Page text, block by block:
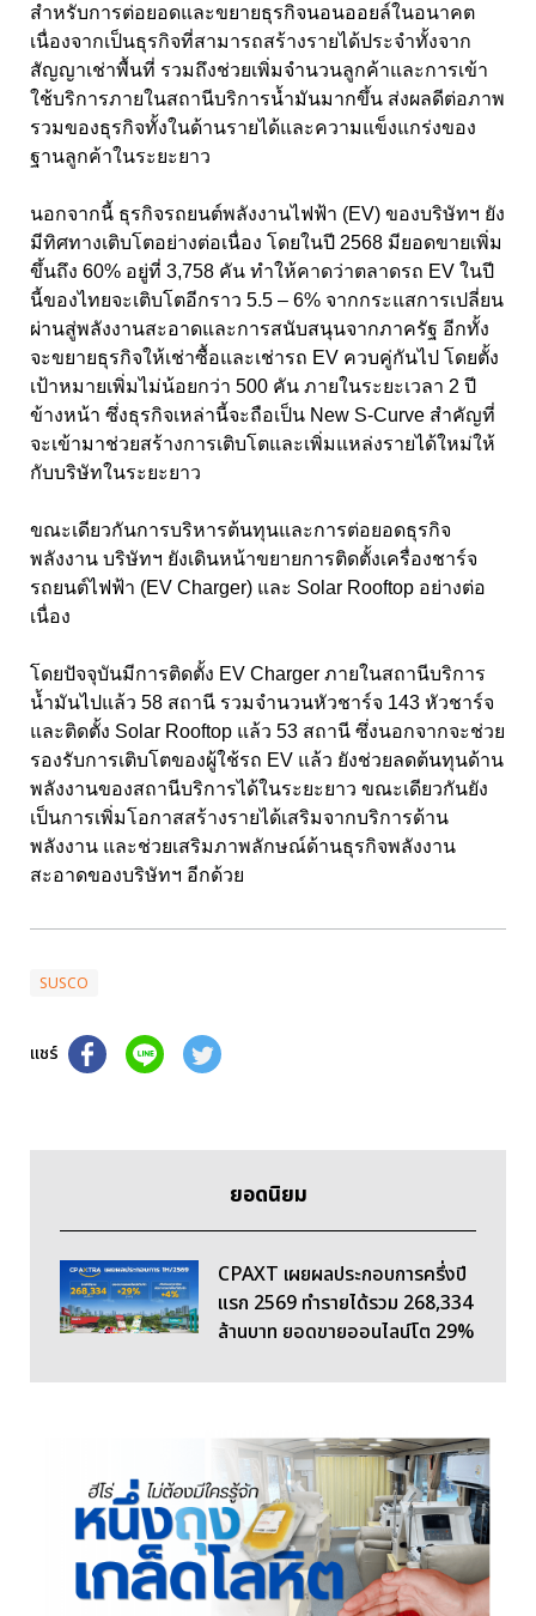
สำหรับการต่อยอดและขยายธุรกิจนอนออยล์ในอนาคต
เนื่องจากเป็นธุรกิจที่สามารถสร้างรายได้ประจำทั้งจาก
สัญญาเช่าพื้นที่ รวมถึงช่วยเพิ่มจำนวนลูกค้าและการเข้า
ใช้บริการภายในสถานีบริการน้ำมันมากขึ้น ส่งผลดีต่อภาพ
รวมของธุรกิจทั้งในด้านรายได้และความแข็งแกร่งของ
ฐานลูกค้าในระยะยาว
นอกจากนี้ ธุรกิจรถยนต์พลังงานไฟฟ้า (EV) ของบริษัทฯ ยัง
มีทิศทางเติบโตอย่างต่อเนื่อง โดยในปี 2568 มียอดขายเพิ่ม
ขึ้นถึง 60% อยู่ที่ 3,758 คัน ทำให้คาดว่าตลาดรถ EV ในปี
นี้ของไทยจะเติบโตอีกราว 5.5 – 6% จากกระแสการเปลี่ยน
ผ่านสู่พลังงานสะอาดและการสนับสนุนจากภาครัฐ อีกทั้ง
จะขยายธุรกิจให้เช่าซื้อและเช่ารถ EV ควบคู่กันไป โดยตั้ง
เป้าหมายเพิ่มไม่น้อยกว่า 500 คัน ภายในระยะเวลา 2 ปี
ข้างหน้า ซึ่งธุรกิจเหล่านี้จะถือเป็น New S-Curve สำคัญที่
จะเข้ามาช่วยสร้างการเติบโตและเพิ่มแหล่งรายได้ใหม่ให้
กับบริษัทในระยะยาว
ขณะเดียวกันการบริหารต้นทุนและการต่อยอดธุรกิจ
พลังงาน บริษัทฯ ยังเดินหน้าขยายการติดตั้งเครื่องชาร์จ
รถยนต์ไฟฟ้า (EV Charger) และ Solar Rooftop อย่างต่อ
เนื่อง
โดยปัจจุบันมีการติดตั้ง EV Charger ภายในสถานีบริการ
น้ำมันไปแล้ว 58 สถานี รวมจำนวนหัวชาร์จ 143 หัวชาร์จ
และติดตั้ง Solar Rooftop แล้ว 53 สถานี ซึ่งนอกจากจะช่วย
รองรับการเติบโตของผู้ใช้รถ EV แล้ว ยังช่วยลดต้นทุนด้าน
พลังงานของสถานีบริการได้ในระยะยาว ขณะเดียวกันยัง
เป็นการเพิ่มโอกาสสร้างรายได้เสริมจากบริการด้าน
พลังงาน และช่วยเสริมภาพลักษณ์ด้านธุรกิจพลังงาน
สะอาดของบริษัทฯ อีกด้วย
SUSCO
แชร์
ยอดนิยม
CPAXT เผยผลประกอบการครึ่งปี
แรก 2569 ทำรายได้รวม 268,334
ล้านบาท ยอดขายออนไลน์โต 29%